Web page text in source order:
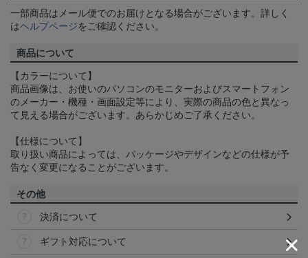
一部商品はメール便でのお届けとなる場合がございます。詳しく
はヘルプページをご確認ください。
商品について
【カラーについて】
商品画像は、お使いのパソコンのモニターおよびスマートフォン
のメーカー・機種・画面設定等により、実際の商品の色と異なっ
て見える場合がございます。あらかじめご了承ください。
【仕様について】
取り扱い商品によっては、パッケージやデザインなどの仕様が予
告なく変更になることがございます。
その他
決済について
ギフト対応について